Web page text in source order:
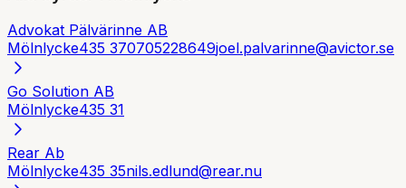
Advokat Pälvärinne AB
Mölnlycke435 370705228649joel.palvarinne@avictor.se
Go Solution AB
Mölnlycke435 31
Rear Ab
Mölnlycke435 35nils.edlund@rear.nu